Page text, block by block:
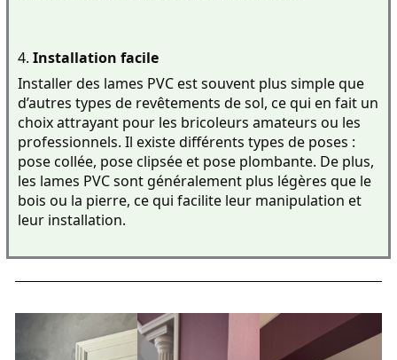
4. Installation facile
Installer des lames PVC est souvent plus simple que
d’autres types de revêtements de sol, ce qui en fait un
choix attrayant pour les bricoleurs amateurs ou les
professionnels. Il existe différents types de poses :
pose collée, pose clipsée et pose plombante. De plus,
les lames PVC sont généralement plus légères que le
bois ou la pierre, ce qui facilite leur manipulation et
leur installation.